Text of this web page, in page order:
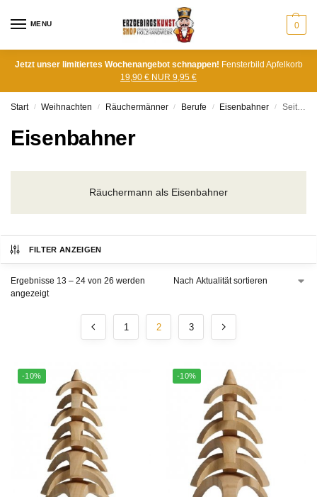
MENU 0
Jetzt unser limitiertes Wochenangebot schnappen! Fensterbild Apfelkorb
19,90 € NUR 9,95 €
Start / Weihnachten / Räuchermänner / Berufe / Eisenbahner / Seite 2
Eisenbahner
Räuchermann als Eisenbahner
FILTER ANZEIGEN
Ergebnisse 13 – 24 von 26 werden
angezeigt
1 2 3
-10% -10%